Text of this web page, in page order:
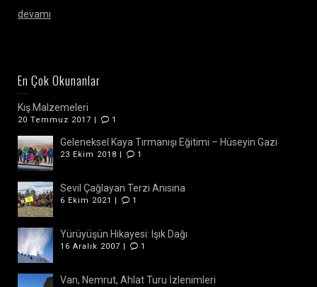
devamı
En Çok Okunanlar
Kış Malzemeleri
20 Temmuz 2017 | 1
Geleneksel Kaya Tırmanışı Eğitimi – Hüseyin Gazi
23 Ekim 2018 | 1
Sevil Çağlayan Terzi Anısına
6 Ekim 2021 | 1
Yürüyüşün Hikayesi: Işık Dağı
16 Aralık 2007 | 1
Van, Nemrut, Ahlat Turu İzlenimleri